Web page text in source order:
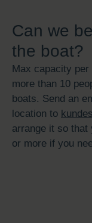
Can we
the boat?
Max capacity per
more than 10
boats. Send an
location to
arrange it so that
or more if you